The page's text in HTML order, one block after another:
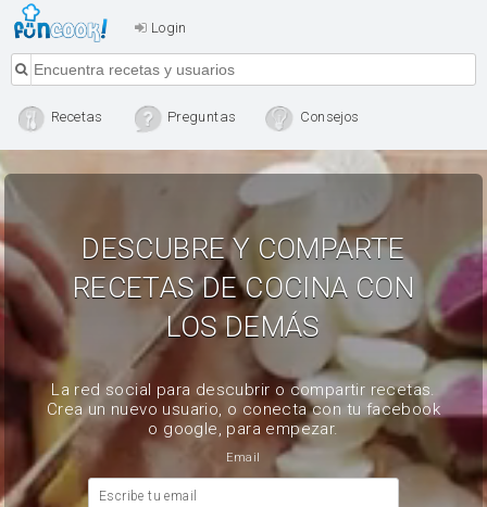
Login
Recetas Preguntas Consejos
DESCUBRE Y COMPARTE
RECETAS DE COCINA CON
LOS DEMÁS
La red social para descubrir o compartir recetas.
Crea un nuevo usuario, o conecta con tu facebook
o google, para empezar.
Email
Escribe tu email